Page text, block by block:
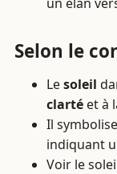
Selon le
Lesoleil
clarté et à
Il
indiquant
Voir le